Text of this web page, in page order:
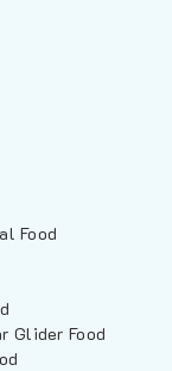
Food
Glider Food